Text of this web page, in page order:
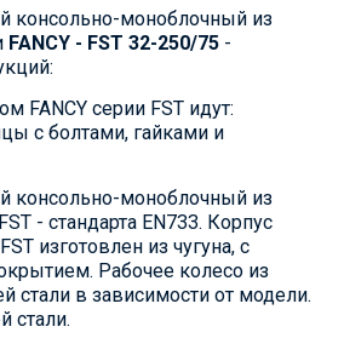
консольно-моноблочный из
FANCY - FST 32-250/75-
FANCY серии FST идут:
с болтами, гайками и
консольно-моноблочный из
- стандарта EN733. Корпус
изготовлен из чугуна, с
Рабочее колесо из
стали в зависимости от модели.
стали.